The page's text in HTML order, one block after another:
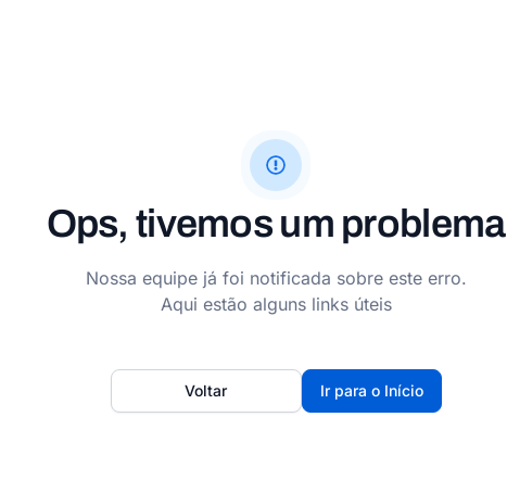
Ops, tivemos um problema
Nossa equipe já foi notificada sobre este erro.
Aqui estão alguns links úteis
Ir para o Início
Voltar